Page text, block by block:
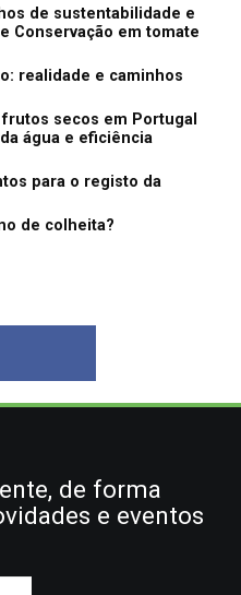
de sustentabilidade e
Conservação em tomate
realidade e caminhos
secos em Portugal
água e eficiência
para o registo da
de colheita?
de forma
e eventos